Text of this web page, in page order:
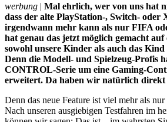
werbung | Mal ehrlich, wer von uns hat
dass der alte PlayStation-, Switch- oder
irgendwann mehr kann als nur FIFA
hat genau das jetzt möglich gemacht
sowohl unsere Kinder als auch das Kind
Denn die Modell- und Spielzeug-Profis
CONTROL-Serie um eine Gaming-
erweitert. Da haben wir natürlich direkt
Denn das neue Feature ist viel mehr als
Nach unseren ausgiebigen Testfahren im